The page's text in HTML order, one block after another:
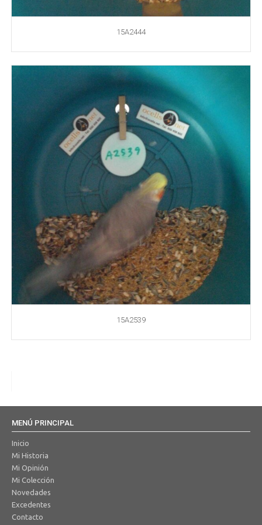
15A2444
15A2539
MENÚ PRINCIPAL
Inicio
Mi Historia
Mi Opinión
Mi Colección
Novedades
Excedentes
Contacto